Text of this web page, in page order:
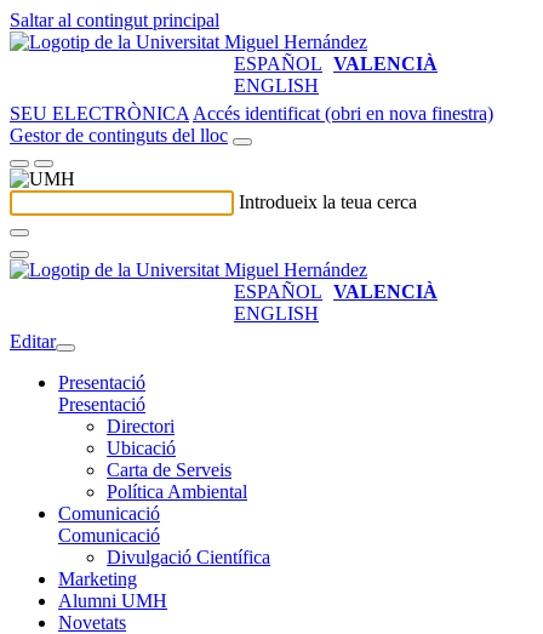
Saltar al contingut principal
ESPAÑOL VALENCIÀ
ENGLISH
SEU ELECTRÒNICA Accés identificat (obri en nova finestra)
Gestor de continguts del lloc
Introdueix la teua cerca
ESPAÑOL VALENCIÀ
ENGLISH
Editar
Presentació
Presentació
Directori
Ubicació
Carta de Serveis
Política Ambiental
Comunicació
Comunicació
Divulgació Científica
Marketing
Alumni UMH
Novetats